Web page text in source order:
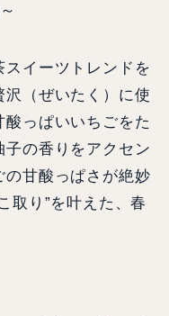
イーツトレンドを
（ぜいたく）に使
っぱいいちごをた
子の香りをアクセン
の甘酸っぱさが絶妙
取り”を叶えた、春